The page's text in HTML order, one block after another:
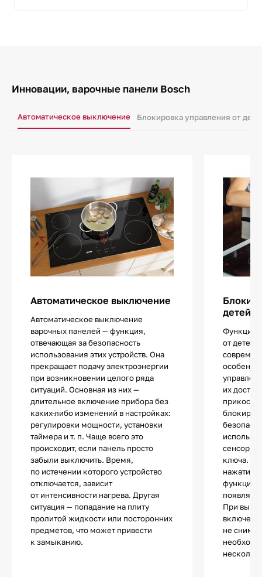
Инновации, варочные панели Bosch
Автоматическое выключение Блокировка управления от
Автоматическое выключение
Автоматическое выключение
варочных панелей — функция,
отвечающая за безопасность
использования этих устройств. Она
прекращает подачу электроэнергии
при возникновении целого ряда
ситуаций. Основная из них —
длительное включение прибора без
каких-либо изменений в настройках:
регулировки мощности, установки
таймера и т. п. Чаще всего это
происходит, если панель просто
забыли выключить. Время,
по истечении которого устройство
отключается, зависит
от интенсивности нагрева. Другая
ситуация — попадание на плиту
пролитой жидкости или посторонних
предметов, что может привести
к замыканию.
детей
Функцией
от детей
их
сенсор с
ключа.
нажатии
функции
При
не